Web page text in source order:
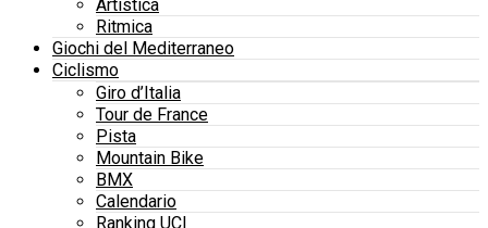
Artistica
Ritmica
Giochi del Mediterraneo
Ciclismo
Giro d’Italia
Tour de France
Pista
Mountain Bike
BMX
Calendario
Ranking UCI